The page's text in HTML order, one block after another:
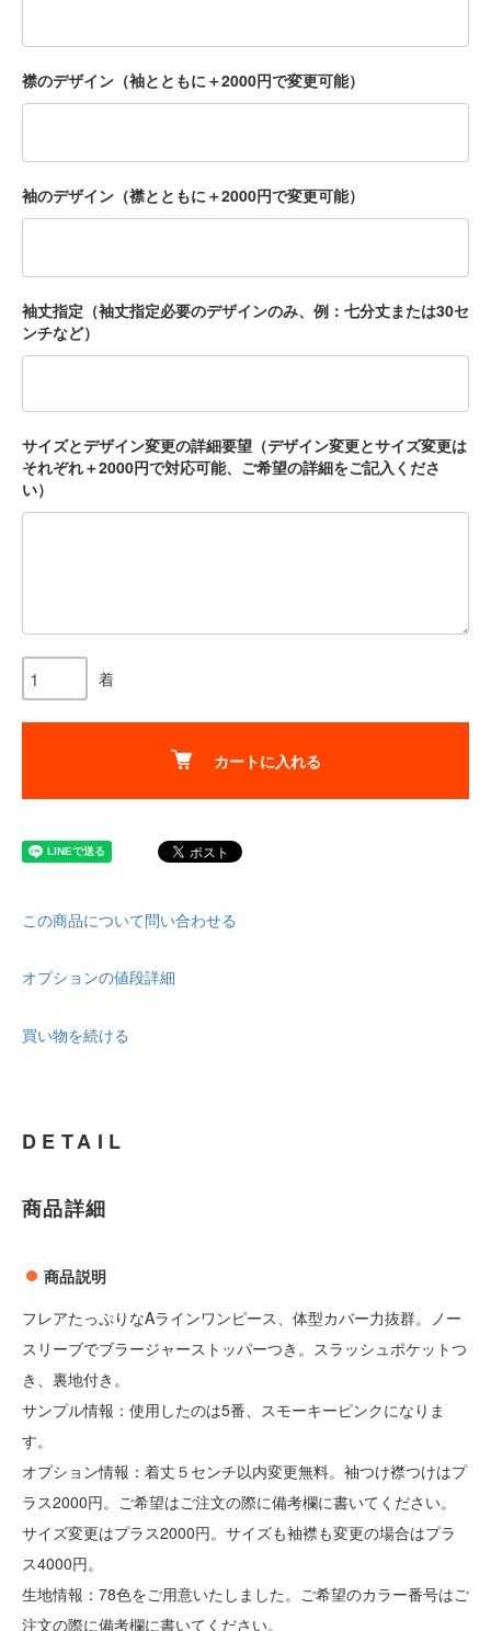
襟のデザイン（袖とともに＋2000円で変更可能）
袖のデザイン（襟とともに＋2000円で変更可能）
袖丈指定（袖丈指定必要のデザインのみ、例：七分丈または30セ
ンチなど）
サイズとデザイン変更の詳細要望（デザイン変更とサイズ変更は
それぞれ＋2000円で対応可能、ご希望の詳細をご記入くださ
い）
着
カートに入れる
この商品について問い合わせる
オプションの値段詳細
買い物を続ける
DETAIL
商品詳細
商品説明
フレアたっぷりなAラインワンピース、体型カバー力抜群。ノー
スリーブでブラージャーストッパーつき。スラッシュポケットつ
き、裏地付き。
サンプル情報：使用したのは5番、スモーキーピンクになりま
す。
オプション情報：着丈５センチ以内変更無料。袖つけ襟つけはプ
ラス2000円。ご希望はご注文の際に備考欄に書いてください。
サイズ変更はプラス2000円。サイズも袖襟も変更の場合はプラ
ス4000円。
生地情報：78色をご用意いたしました。ご希望のカラー番号はご
注文の際に備考欄に書いてください。